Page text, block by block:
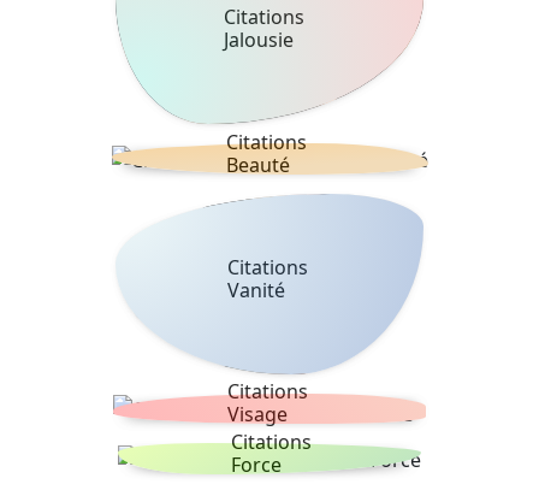
Citations
Jalousie
Citations
Beauté
Citations
Vanité
Citations
Visage
Citations
Force